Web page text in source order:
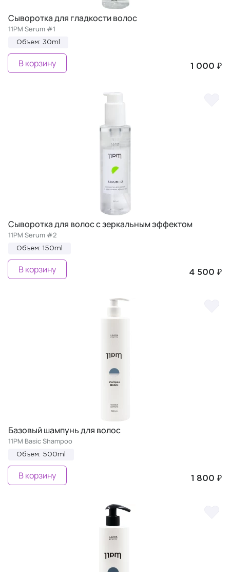
Сыворотка для гладкости волос
11PM Serum #1
Объем: 30ml
1 000 ₽
В корзину
Сыворотка для волос с зеркальным эффектом
11PM Serum #2
Объем: 150ml
4 500 ₽
В корзину
Базовый шампунь для волос
11PM Basic Shampoo
Объем: 500ml
1 800 ₽
В корзину